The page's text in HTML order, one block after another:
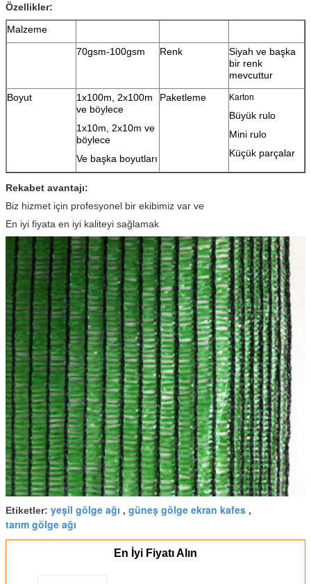
Özellikler:
Malzeme
70gsm-100gsm
Renk
Siyah ve başka
bir renk
mevcuttur
Boyut
1x100m, 2x100m
ve böylece
1x10m, 2x10m ve
böylece
Ve başka boyutları
Paketleme Karton
Büyük rulo
Mini rulo
Küçük parçalar
Rekabet avantajı:
Biz hizmet için profesyonel bir ekibimiz var ve
En iyi fiyata en iyi kaliteyi sağlamak
Etiketler: yeşil gölge ağı , güneş gölge ekran kafes ,
tarım gölge ağı
En İyi Fiyatı Alın